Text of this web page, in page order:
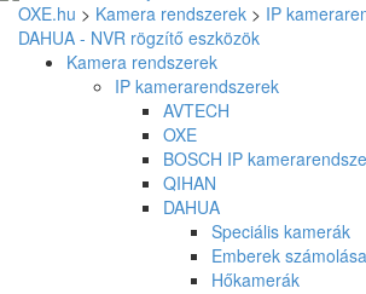
OXE.hu > Kamera rendszerek > IP
DAHUA - NVR rögzítő eszközök
Kamera rendszerek
IP kamerarendszerek
AVTECH
OXE
BOSCH IP
QIHAN
DAHUA
Speciális kamerák
Emberek számolása
Hőkamerák